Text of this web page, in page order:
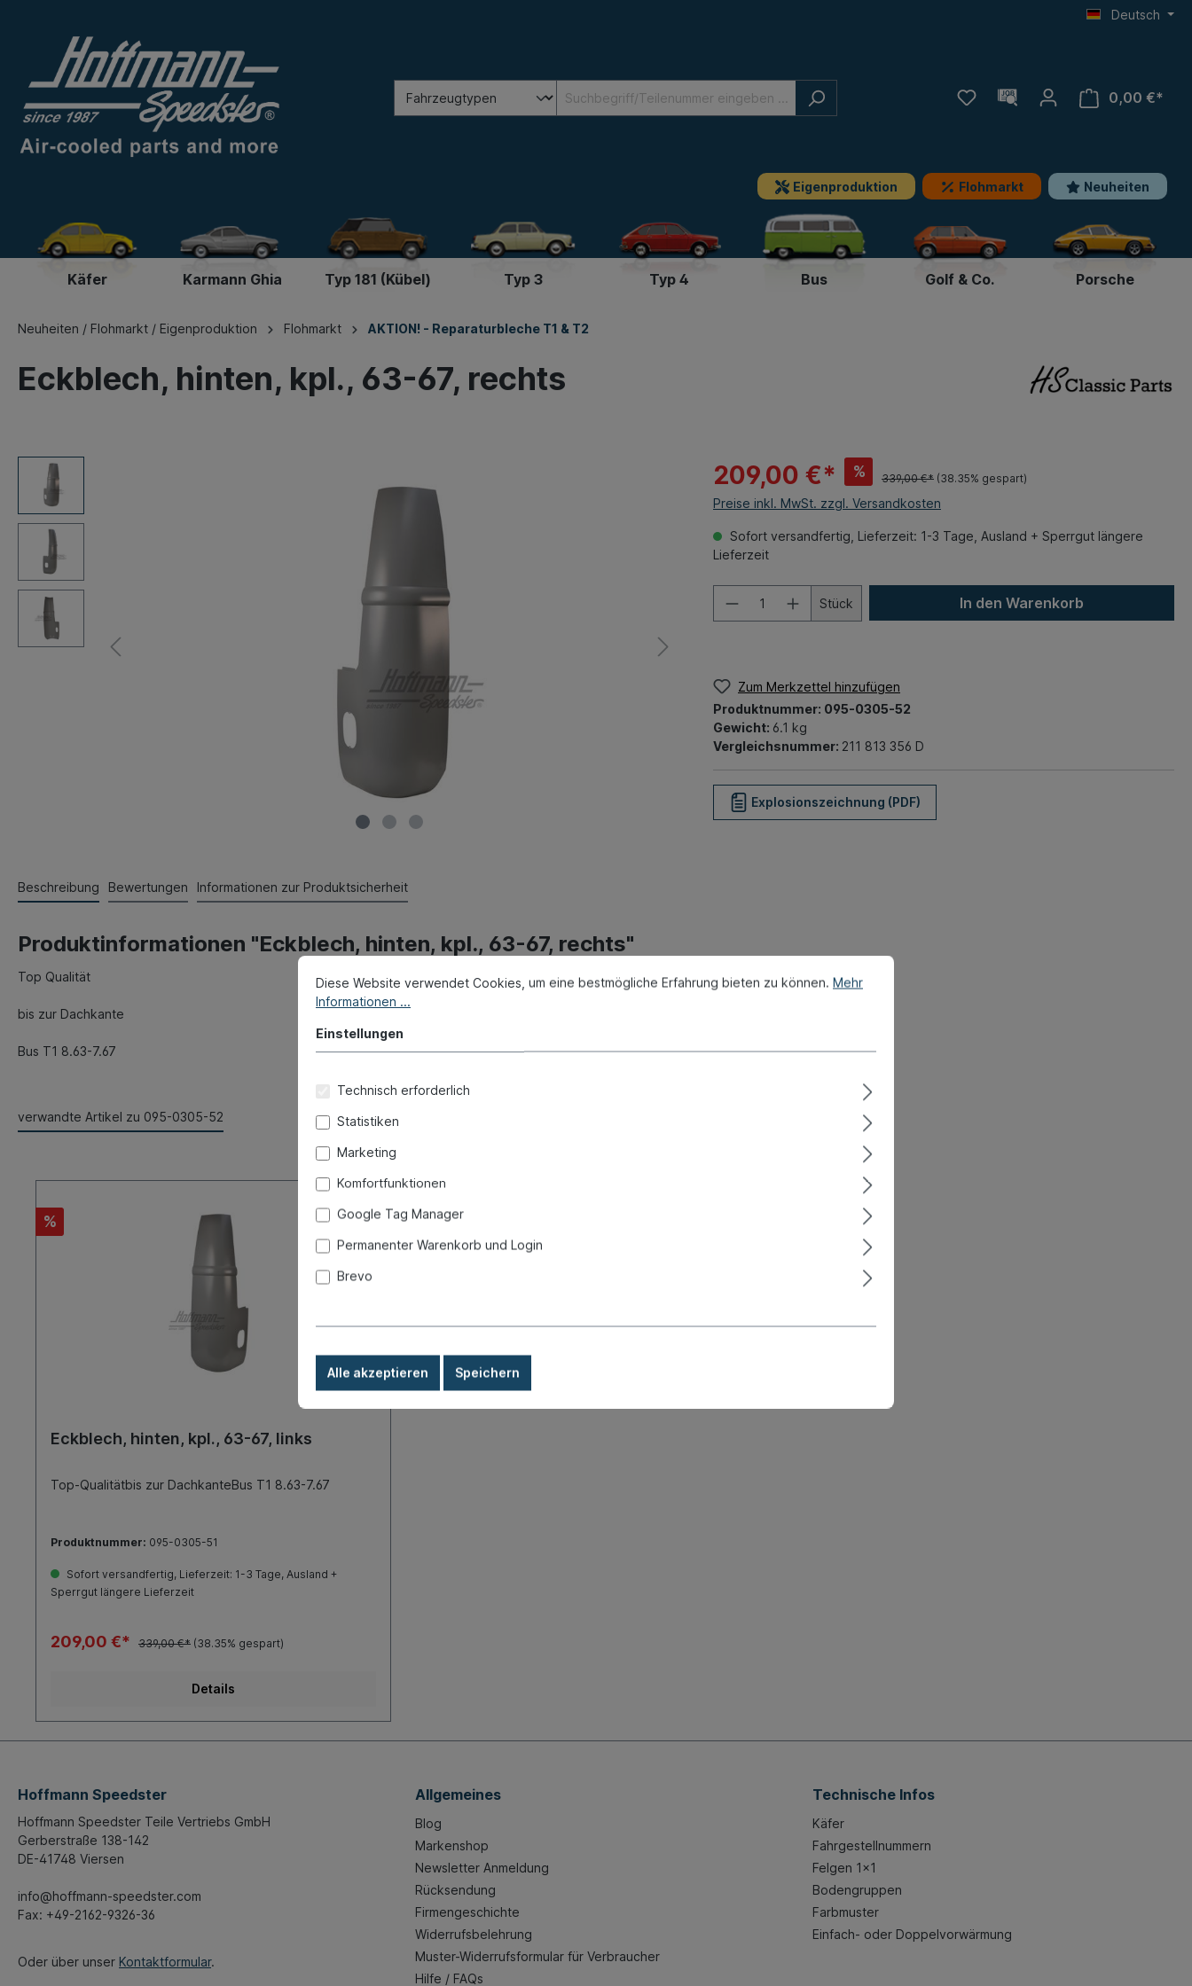
Deutsch
0,00 €*
Eigenproduktion Flohmarkt Neuheiten
Käfer Karmann Ghia Typ 181 (Kübel) Typ 3 Typ 4 Bus Golf & Co. Porsche
Neuheiten / Flohmarkt / Eigenproduktion Flohmarkt AKTION! - Reparaturbleche T1 & T2
Eckblech, hinten, kpl., 63-67, rechts
209,00 €* % 339,00 €* (38.35% gespart)
Preise inkl. MwSt. zzgl. Versandkosten
Sofort versandfertig, Lieferzeit: 1-3 Tage, Ausland + Sperrgut längere
Lieferzeit
Stück In den Warenkorb
Zum Merkzettel hinzufügen
Produktnummer: 095-0305-52
Gewicht: 6.1 kg
Vergleichsnummer: 211 813 356 D
Explosionszeichnung (PDF)
Beschreibung Bewertungen Informationen zur Produktsicherheit
Produktinformationen "Eckblech, hinten, kpl., 63-67, rechts"
Top Qualität
bis zur Dachkante
Bus T1 8.63-7.67
verwandte Artikel zu 095-0305-52
%
Eckblech, hinten, kpl., 63-67, links
Top-Qualitätbis zur DachkanteBus T1 8.63-7.67
Produktnummer: 095-0305-51
Sofort versandfertig, Lieferzeit: 1-3 Tage, Ausland +
Sperrgut längere Lieferzeit
209,00 €* 339,00 €* (38.35% gespart)
Details
Hoffmann Speedster
Hoffmann Speedster Teile Vertriebs GmbH
Gerberstraße 138-142
DE-41748 Viersen
info@hoffmann-speedster.com
Fax: +49-2162-9326-36
Oder über unser Kontaktformular.
Allgemeines
Blog
Markenshop
Newsletter Anmeldung
Rücksendung
Firmengeschichte
Widerrufsbelehrung
Muster-Widerrufsformular für Verbraucher
Hilfe / FAQs
Technische Infos
Käfer
Fahrgestellnummern
Felgen 1x1
Bodengruppen
Farbmuster
Einfach- oder Doppelvorwärmung
Diese Website verwendet Cookies, um eine bestmögliche Erfahrung bieten zu können. Mehr
Informationen ...
Einstellungen
Technisch erforderlich
Statistiken
Marketing
Komfortfunktionen
Google Tag Manager
Permanenter Warenkorb und Login
Brevo
Alle akzeptieren Speichern